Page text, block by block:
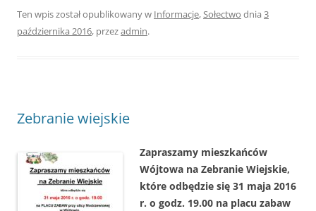
Ten wpis został opublikowany w Informacje,Sołectwo dnia 3
października 2016, przezadmin.
Zebranie wiejskie
Zapraszamy mieszkańców
Wójtowa na Zebranie Wiejskie,
które odbędzie się 31 maja 2016
r. o godz. 19.00 na placu zabaw